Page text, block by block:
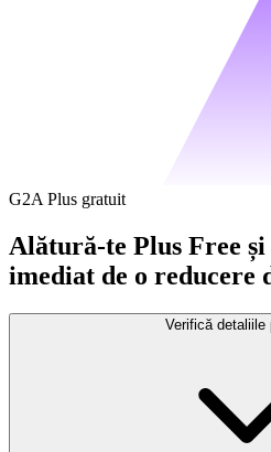
G2A Plus gratuit
Alătură-te Plus Free
imediat de o reducere
Verifică detaliile